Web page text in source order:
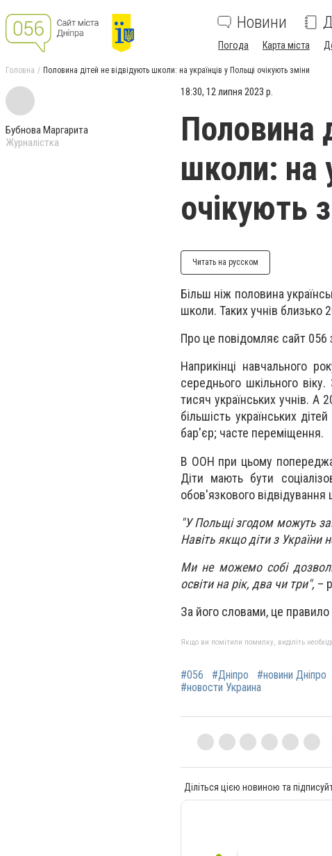
Новини
Погода Карта міста
Головна Половина дітей не відвідують школи: на українців у Польщі очікують зміни
Бубнова Маргарита
Журналістка
18:30, 12 липня 2023 р.
Половина
школи: на
очікують
Читать на русском
Більш ніж половина
школи. Таких учнів близько
Про це повідомляє сайт
Наприкінці навчального
середнього шкільного
тисяч українських учнів.
більшість українських
бар'єр; часте переміщення.
В ООН при цьому
Діти мають бути
обов'язкового відвідування
"У Польщі згодом можуть
Навіть якщо діти з України
Ми не можемо собі
освіти на рік, два чи три", –
За його словами, це
Якщо ви помітили помилку, виділіть
#056 #Дніпро #новини Дніпро
#новости Украина
Діліться цією новиною та